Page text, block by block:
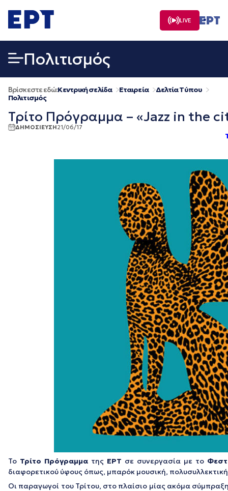
σε
περιεχόμενο
LIVE
Πολιτισμός
Βρίσκεστε εδώ:Κεντρική σελίδα Εταιρεία
Δελτία Τύπου
Πολιτισμός
Τρίτο Πρόγραμμα – «Jazz in the
ΔΗΜΟΣΙΕΥΣΗ21/06/17
Το Τρίτο Πρόγραμμα της ΕΡΤ σε συνεργασία με το
διαφορετικού ύφους όπως, μπαρόκ μουσική,
Οι παραγωγοί του Τρίτου, στο πλαίσιο μίας ακόμα